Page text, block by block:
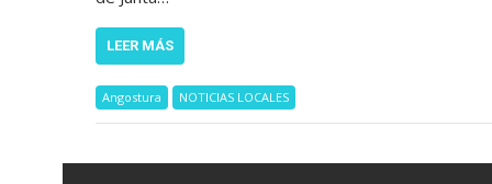
LEER MÁS
Angostura NOTICIAS LOCALES